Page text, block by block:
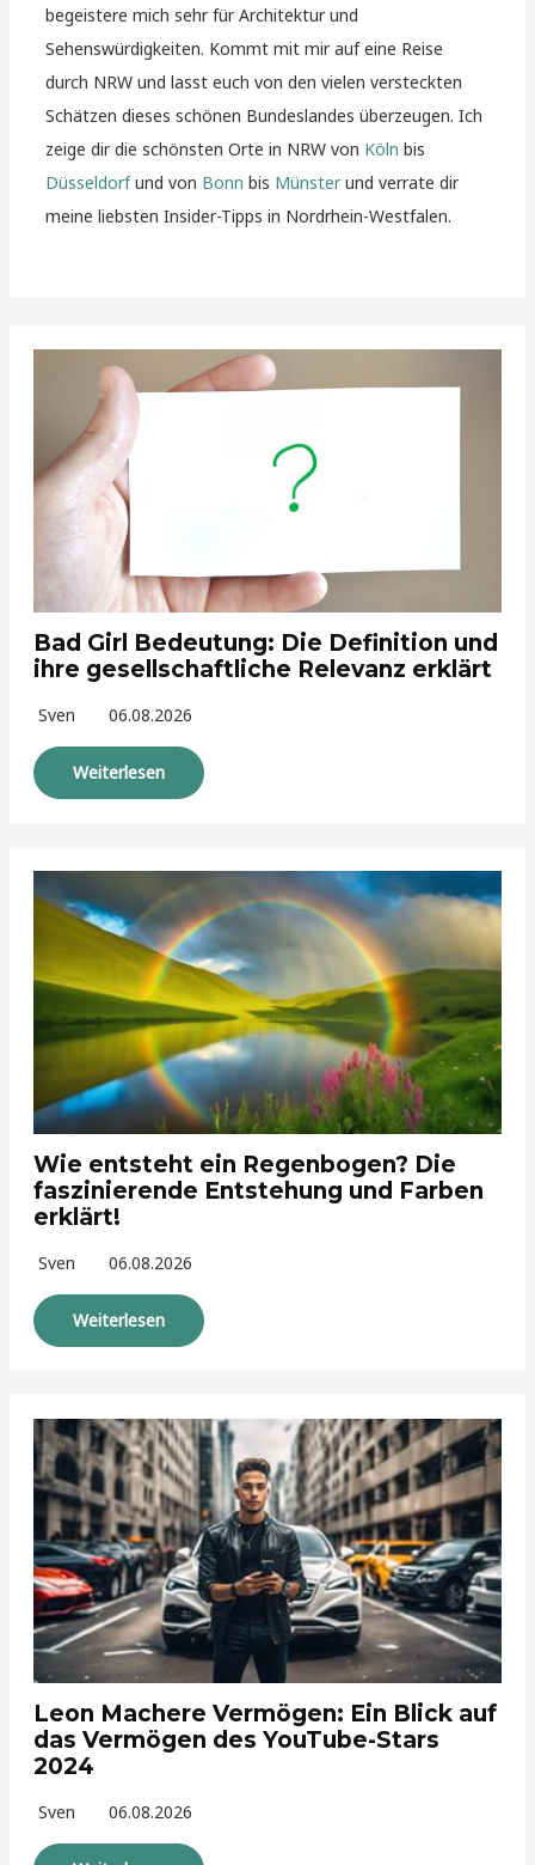
begeistere mich sehr für Architektur und
Sehenswürdigkeiten. Kommt mit mir auf eine Reise
durch NRW und lasst euch von den vielen versteckten
Schätzen dieses schönen Bundeslandes überzeugen. Ich
zeige dir die schönsten Orte in NRW von Köln bis
Düsseldorfund von Bonn bis Münsterund verrate dir
meine liebsten Insider-Tipps in Nordrhein-Westfalen.
Bad Girl Bedeutung: Die Definition und
ihre gesellschaftliche Relevanz erklärt
Sven 06.08.2026
Weiterlesen
Wie entsteht ein Regenbogen? Die
faszinierende Entstehung und Farben
erklärt!
Sven 06.08.2026
Weiterlesen
Leon Machere Vermögen: Ein Blick auf
das Vermögen des YouTube-Stars
2024
Sven 06.08.2026